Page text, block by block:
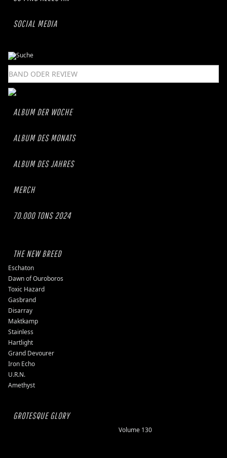
SOCIAL MEDIA
ALBUM DER WOCHE
ALBUM DES MONATS
ALBUM DES JAHRES
MERCH
70.000 TONS 2024
THE NEW BREED
Eschaton
Dawn of Ouroboros
Toxic Hazard
Gasbrand
Disarray
Maktkamp
Stainless
Hartlight
Grand Devourer
Iron Echo
U.R.N.
Amethyst
GROTESQUE GLORY
Volume 130